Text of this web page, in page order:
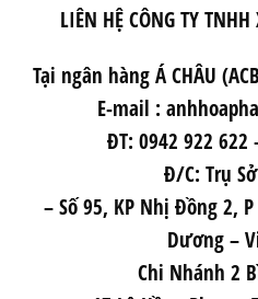
LIÊN HỆ CÔNG TY
Tại ngân hàng Á CHÂU
E-mail :
ĐT: 0942 922 622
Đ/C: Trụ
– Số 95, KP Nhị Đồng 2,
Dương –
Chi Nhánh 2